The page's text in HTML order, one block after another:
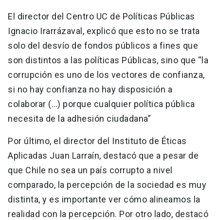
El director del Centro UC de Políticas Públicas
Ignacio Irarrázaval, explicó que esto no se trata
solo del desvío de fondos públicos a fines que
son distintos a las políticas Públicas, sino que “la
corrupción es uno de los vectores de confianza,
si no hay confianza no hay disposición a
colaborar (…) porque cualquier política pública
necesita de la adhesión ciudadana”
Por último, el director del Instituto de Éticas
Aplicadas Juan Larraín, destacó que a pesar de
que Chile no sea un país corrupto a nivel
comparado, la percepción de la sociedad es muy
distinta, y es importante ver cómo alineamos la
realidad con la percepción. Por otro lado, destacó